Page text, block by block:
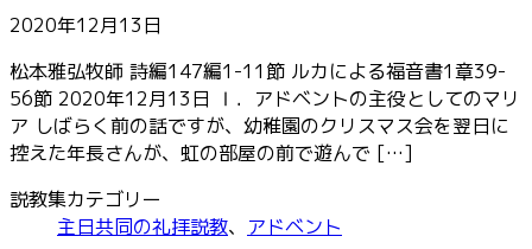
2020年12月13日
松本雅弘牧師 詩編147編1-11節 ルカによる福音書1章39-
56節 2020年12月13日 Ⅰ．アドベントの主役としてのマリ
ア しばらく前の話ですが、幼稚園のクリスマス会を翌日に
控えた年長さんが、虹の部屋の前で遊んで […]
説教集カテゴリー
主日共同の礼拝説教、 アドベント